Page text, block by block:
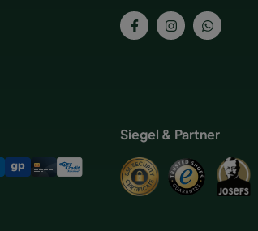
Siegel & Partner